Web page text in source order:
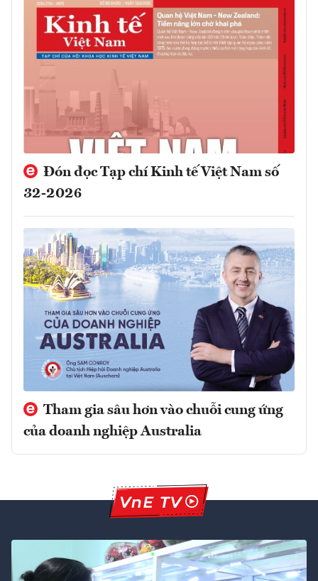
Đón đọc Tạp chí Kinh tế Việt Nam số
32-2026
Tham gia sâu hơn vào chuỗi cung ứng
của doanh nghiệp Australia